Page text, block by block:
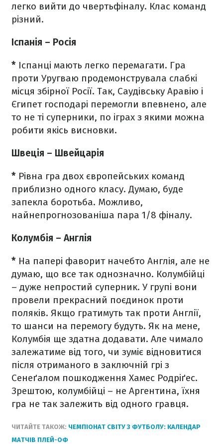
легко вийти до чвертьфіналу. Клас команд
різний.
Іспанія – Росія
* Іспанці мають легко перемагати. Гра
проти Уругваю продемонструвала слабкі
місця збірної Росії. Так, Саудівську Аравію і
Єгипет господарі перемогли впевнено, але
то не ті суперники, по іграх з якими можна
робити якісь висновки.
Швеція – Швейцарія
* Рівна гра двох європейських команд
приблизно одного класу. Думаю, буде
запекла боротьба. Можливо,
найнепрогнозованіша пара 1/8 фіналу.
Колумбія – Англія
* На папері фаворит начебто Англія, але не
думаю, що все так однозначно. Колумбійці
– дуже непростий суперник. У групі вони
провели прекрасний поєдинок проти
поляків. Якщо гратимуть так проти Англії,
то шанси на перемогу будуть. Як на мене,
Колумбія ще здатна додавати. Але чимало
залежатиме від того, чи зуміє відновитися
після отриманого в заключній грі з
Сенеґалом пошкодження Хамес Родріґес.
Зрештою, колумбійці – не Аргентина, їхня
гра не так залежить від одного гравця.
ЧИТАЙТЕ ТАКОЖ: ЧЕМПІОНАТ СВІТУ З ФУТБОЛУ: КАЛЕНДАР
МАТЧІВ ПЛЕЙ-ОФ